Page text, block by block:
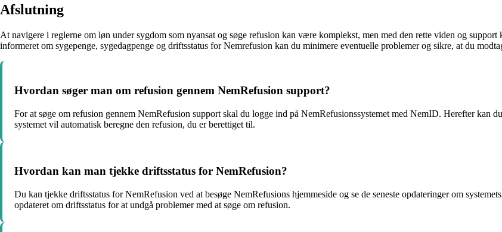
Afslutning
At navigere i reglerne om løn under sygdom som nyansat og søge refusion kan være komplekst, men med den rette viden og
informeret om sygepenge, sygedagpenge og driftsstatus for Nemrefusion kan du minimere eventuelle problemer og sikre, at du
Hvordan søger man om refusion gennem NemRefusion support?
For at søge om refusion gennem NemRefusion support skal du logge ind på NemRefusionssystemet med NemID. Herefter kan
systemet vil automatisk beregne den refusion, du er berettiget til.
Hvordan kan man tjekke driftsstatus for NemRefusion?
Du kan tjekke driftsstatus for NemRefusion ved at besøge NemRefusions hjemmeside og se de seneste opdateringer om
opdateret om driftsstatus for at undgå problemer med at søge om refusion.